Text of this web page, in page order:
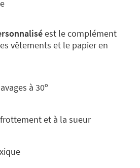
est le complément
vêtements et le papier en
à 30º
et à la sueur